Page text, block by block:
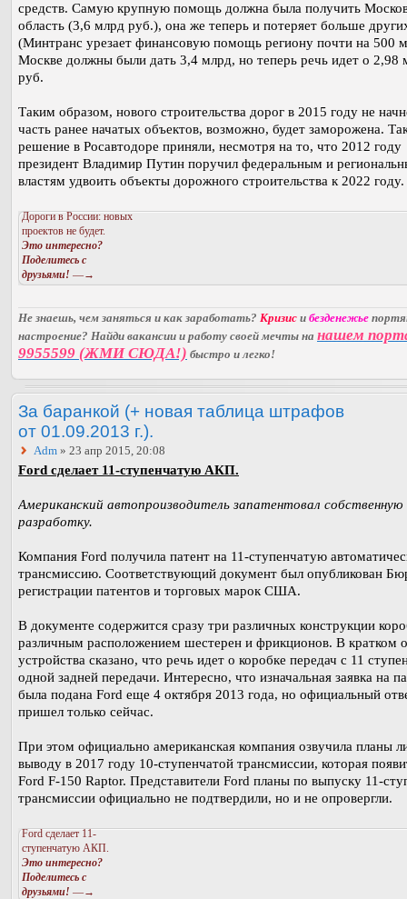
средств. Самую крупную помощь должна была получить
область (3,6 млрд руб.), она же теперь и потеряет больше
(Минтранс урезает финансовую помощь региону почти на 500
Москве должны были дать 3,4 млрд, но теперь речь идет о 2,98
руб.
Таким образом, нового строительства дорог в 2015 году не
часть ранее начатых объектов, возможно, будет заморожена.
решение в Росавтодоре приняли, несмотря на то, что 2012 году
президент Владимир Путин поручил федеральным и
властям удвоить объекты дорожного строительства к 2022 году.
Дороги в России: новых
проектов не будет.
Это интересно?
Поделитесь с
друзьями! —→
Не знаешь, чем заняться и как заработать? Кризис и безденежье
настроение? Найди вакансии и работу своей мечты на нашем
9955599 (ЖМИ СЮДА!) быстро и легко!
За баранкой (+ новая таблица штрафов
от 01.09.2013 г.).
Adm » 23 апр 2015, 20:08
Ford сделает 11-ступенчатую АКП.
Американский автопроизводитель запатентовал собственную
разработку.
Компания Ford получила патент на 11-ступенчатую
трансмиссию. Соответствующий документ был опубликован
регистрации патентов и торговых марок США.
В документе содержится сразу три различных конструкции
различным расположением шестерен и фрикционов. В кратком
устройства сказано, что речь идет о коробке передач с 11
одной задней передачи. Интересно, что изначальная заявка на
была подана Ford еще 4 октября 2013 года, но официальный
пришел только сейчас.
При этом официально американская компания озвучила планы
выводу в 2017 году 10-ступенчатой трансмиссии, которая
Ford F-150 Raptor. Представители Ford планы по выпуску 11-
трансмиссии официально не подтвердили, но и не опровергли.
Ford сделает 11-
ступенчатую АКП.
Это интересно?
Поделитесь с
друзьями! —→